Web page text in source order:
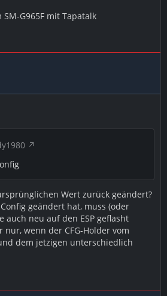
G965F mit Tapatalk
Wert zurück geändert?
geändert hat, muss (oder
auch neu auf den ESP geflasht
nur, wenn der CFG-Holder vom
dem jetzigen unterschiedlich